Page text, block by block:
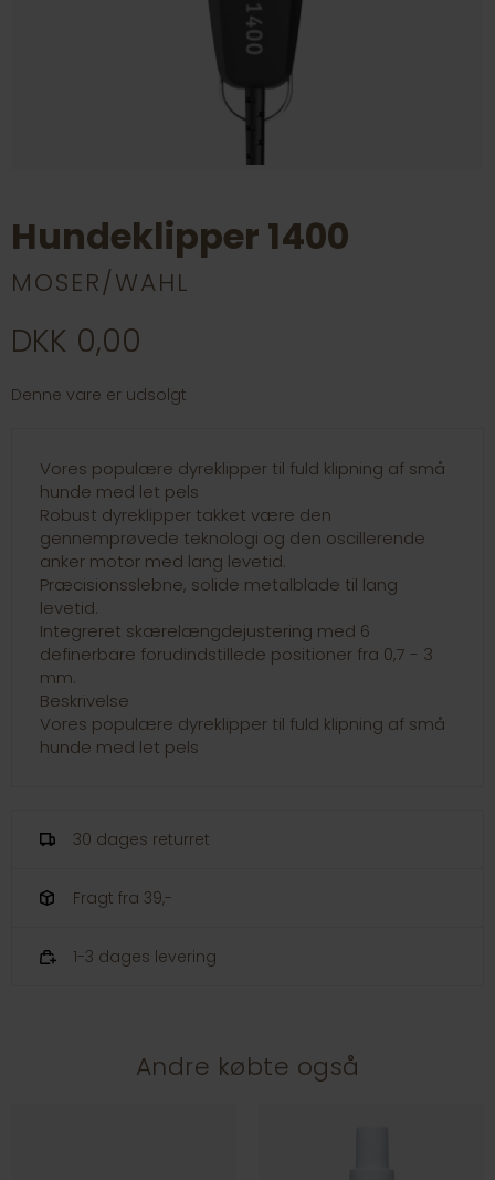
Hundeklipper 1400
MOSER/WAHL
DKK 0,00
Denne vare er udsolgt
Vores populære dyreklipper til fuld klipning af små
hunde med let pels
Robust dyreklipper takket være den
gennemprøvede teknologi og den oscillerende
anker motor med lang levetid.
Præcisionsslebne, solide metalblade til lang
levetid.
Integreret skærelængdejustering med 6
definerbare forudindstillede positioner fra 0,7 - 3
mm.
Beskrivelse
Vores populære dyreklipper til fuld klipning af små
hunde med let pels
30 dages returret
Fragt fra 39,-
1-3 dages levering
Andre købte også